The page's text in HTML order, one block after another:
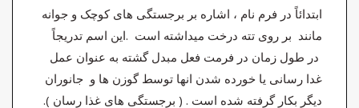
ابتدائاً در فرم نام ، اشاره بر برجستگی های کوچک و جوانه
مانند بر روی تته درخت میداشته است .این اسم تدریجاً
در طول زمان در فرمت فعل مبدل گشته به عنوان عمل
غدا رسانی یا خورده شدن انها توسط گوزن ها و جانوران
دیگر بکار گرفته شده است . ( برجستگی های غذا رسان ).